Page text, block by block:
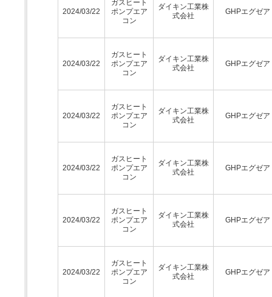
2024/03/22
ガスヒート
ポンプエア
コン
ダイキン工業株
式会社
GHPエグゼ
2024/03/22
ガスヒート
ポンプエア
コン
ダイキン工業株
式会社
GHPエグゼ
2024/03/22
ガスヒート
ポンプエア
コン
ダイキン工業株
式会社
GHPエグゼ
2024/03/22
ガスヒート
ポンプエア
コン
ダイキン工業株
式会社
GHPエグゼ
2024/03/22
ガスヒート
ポンプエア
コン
ダイキン工業株
式会社
GHPエグゼ
2024/03/22
ガスヒート
ポンプエア
コン
ダイキン工業株
式会社
GHPエグゼ